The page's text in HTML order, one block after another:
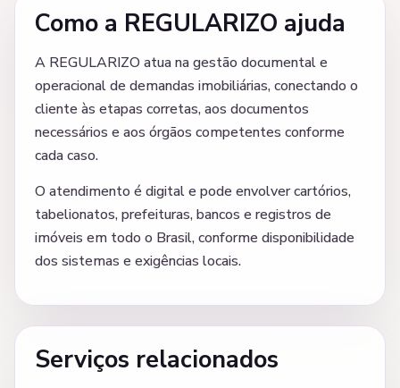
Como a REGULARIZO ajuda
A REGULARIZO atua na gestão documental e
operacional de demandas imobiliárias, conectando o
cliente às etapas corretas, aos documentos
necessários e aos órgãos competentes conforme
cada caso.
O atendimento é digital e pode envolver cartórios,
tabelionatos, prefeituras, bancos e registros de
imóveis em todo o Brasil, conforme disponibilidade
dos sistemas e exigências locais.
Serviços relacionados